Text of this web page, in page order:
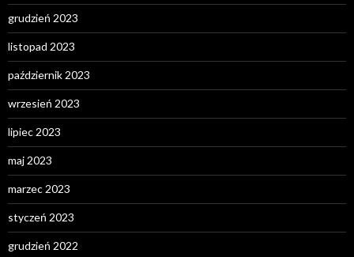
grudzień 2023
listopad 2023
październik 2023
wrzesień 2023
lipiec 2023
maj 2023
marzec 2023
styczeń 2023
grudzień 2022